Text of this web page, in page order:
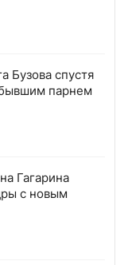
Бузова спустя
парнем
Гагарина
с новым